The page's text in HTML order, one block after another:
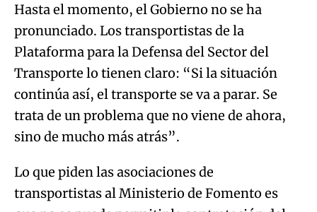
Hasta el momento, el Gobierno no se ha
pronunciado. Los transportistas de la
Plataforma para la Defensa del Sector del
Transporte lo tienen claro: “Si la situación
continúa así, el transporte se va a parar. Se
trata de un problema que no viene de ahora,
sino de mucho más atrás”.
Lo que piden las asociaciones de
transportistas al Ministerio de Fomento es